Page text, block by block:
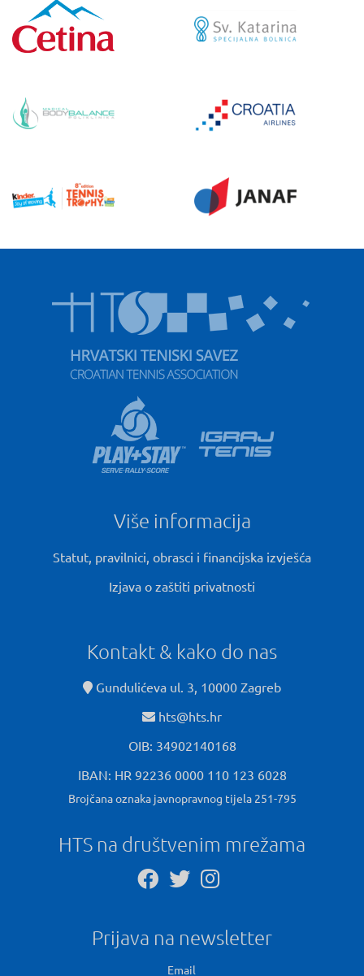
Više informacija
Statut, pravilnici, obrasci i financijska izvješća
Izjava o zaštiti privatnosti
Kontakt & kako do nas
Gundulićeva ul. 3, 10000 Zagreb
hts@hts.hr
OIB: 34902140168
IBAN: HR 92236 0000 110 123 6028
Brojčana oznaka javnopravnog tijela 251-795
HTS na društvenim mrežama
Prijava na newsletter
Email